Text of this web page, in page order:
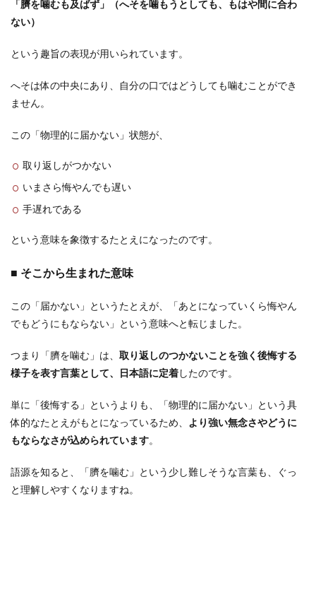
「臍を噛むも及ばず」（へそを噛もうとしても、もはや間に合わ
ない）
という趣旨の表現が用いられています。
へそは体の中央にあり、自分の口ではどうしても噛むことができ
ません。
この「物理的に届かない」状態が、
取り返しがつかない
いまさら悔やんでも遅い
手遅れである
という意味を象徴するたとえになったのです。
■ そこから生まれた意味
この「届かない」というたとえが、「あとになっていくら悔やん
でもどうにもならない」という意味へと転じました。
つまり「臍を噛む」は、 取り返しのつかないことを強く後悔する
様子を表す言葉として、日本語に定着 したのです。
単に「後悔する」というよりも、「物理的に届かない」という具
体的なたとえがもとになっているため、 より強い無念さやどうに
もならなさが込められています。
語源を知ると、「臍を噛む」という少し難しそうな言葉も、ぐっ
と理解しやすくなりますね。